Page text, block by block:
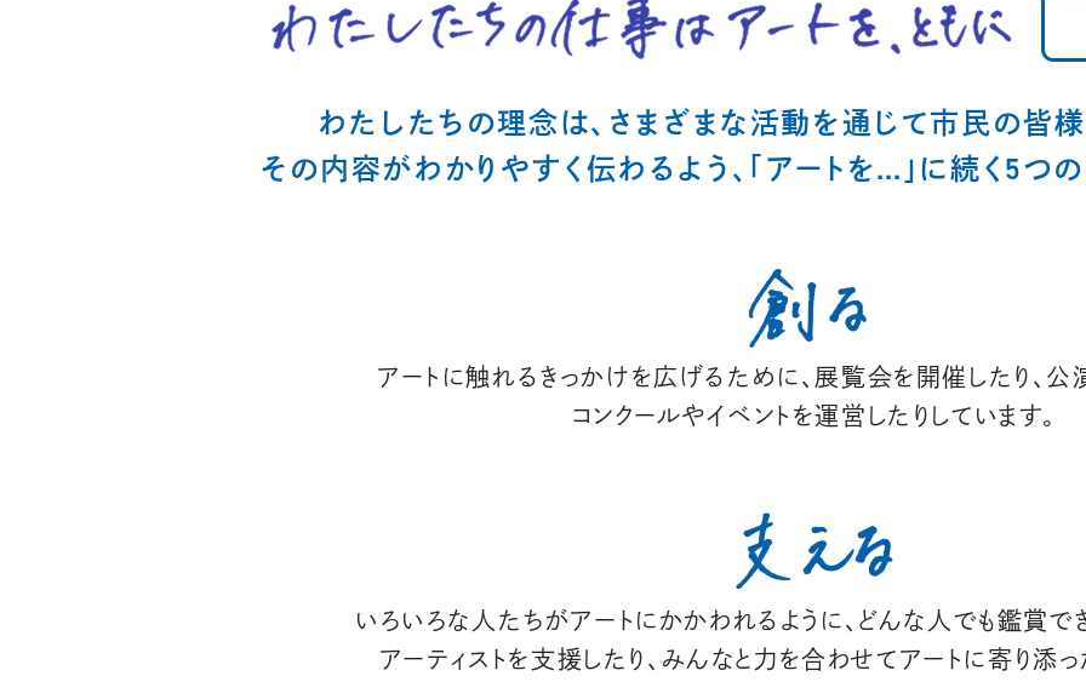
わたしたちの理念は、さまざまな活動を通じて市民の皆
その内容がわかりやすく伝わるよう、「アートを…」に続く5つ
アートに触れるきっかけを広げるために、展覧会を開催したり、公
コンクールやイベントを運営したりしています。
いろいろな人たちがアートにかかわれるように、どんな人でも鑑賞で
アーティストを支援したり、みんなと力を合わせてアートに寄り添っ